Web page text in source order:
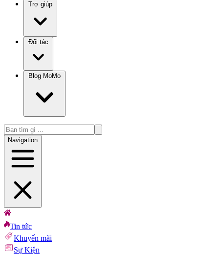
Trợ giúp
Đối tác
Blog MoMo
Navigation
Tin tức
Khuyến mãi
Sự Kiện